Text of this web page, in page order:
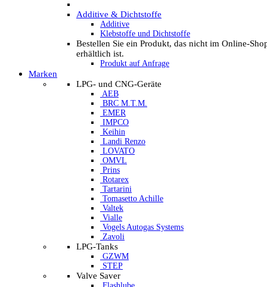
Additive & Dichtstoffe
Additive
Klebstoffe und Dichtstoffe
Bestellen Sie ein Produkt, das nicht im Online-
erhältlich ist.
Produkt auf Anfrage
Marken
LPG- und CNG-Geräte
AEB
BRC M.T.M.
EMER
IMPCO
Keihin
Landi Renzo
LOVATO
OMVL
Prins
Rotarex
Tartarini
Tomasetto Achille
Valtek
Vialle
Vogels Autogas Systems
Zavoli
LPG-Tanks
GZWM
STEP
Valve Saver